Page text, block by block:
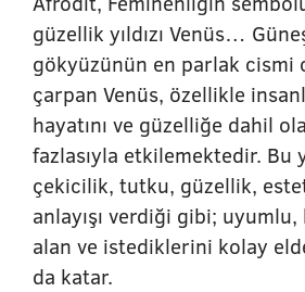
güzellik yıldızı Venüs…
gökyüzünün en parlak cismi
çarpan Venüs, özellikle
hayatını ve güzelliğe dahil
fazlasıyla etkilemektedir. Bu
çekicilik, tutku, güzellik,
anlayışı verdiği gibi;
alan ve istediklerini kolay
da katar.